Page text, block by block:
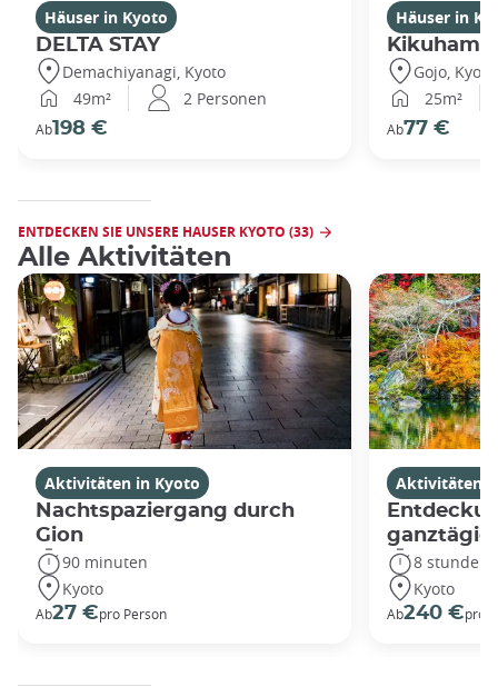
Häuser in Kyoto
DELTA STAY
Demachiyanagi, Kyoto
49m²
2 Personen
Ab198 €
Häuser in
Kikuhama
Gojo, Kyoto
25m²
Ab77 €
ENTDECKEN SIE UNSERE HAUSER KYOTO (33)
Alle Aktivitäten
Aktivitäten in Kyoto
Nachtspaziergang durch
Gion
90 minuten
Kyoto
Ab27 €pro Person
Aktivitäten
ganztägig
8 stunden
Kyoto
Ab240 €pro